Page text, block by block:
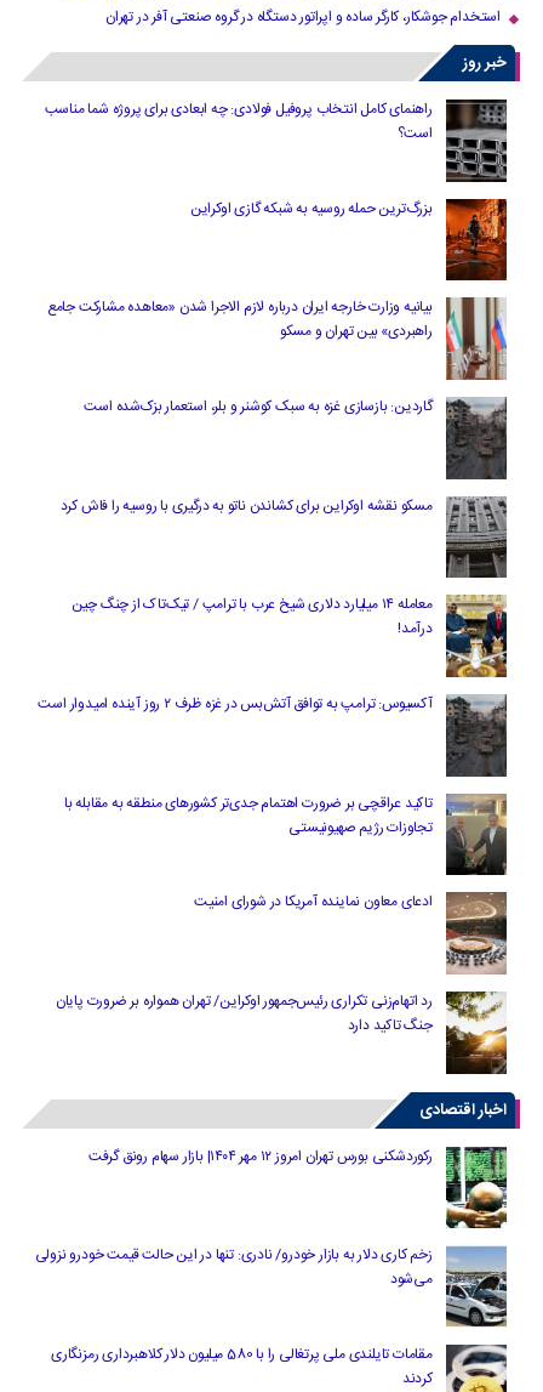
استخدام جوشکار، کارگر ساده و اپراتور دستگاه در گروه صنعتی آفر در تهران
خبر روز
راهنمای کامل انتخاب پروفیل فولادی: چه ابعادی برای پروژه شما مناسب
است؟
بزرگ‌ترین حمله روسیه به شبکه گازی اوکراین
بیانیه وزارت خارجه ایران درباره لازم‌ الاجرا شدن «معاهده مشارکت جامع
راهبردی» بین تهران و مسکو
گاردین: بازسازی غزه به سبک کوشنر و بلر، استعمار بزک‌شده است
مسکو نقشه اوکراین برای کشاندن ناتو به درگیری با روسیه را فاش کرد
معامله ۱۴ میلیارد دلاری شیخ عرب با ترامپ / تیک‌تاک از چنگ چین
درآمد!
آکسیوس: ترامپ به توافق آتش‌بس در غزه ظرف ۲ روز آینده امیدوار است
تاکید عراقچی بر ضرورت اهتمام جدی‌تر کشورهای منطقه به مقابله با
تجاوزات رژیم صهیونیستی
ادعای معاون نماینده آمریکا در شورای امنیت
رد اتهام‌زنی تکراری رئیس‌جمهور اوکراین/ تهران همواره بر ضرورت پایان
جنگ تاکید دارد
اخبار اقتصادی
رکوردشکنی بورس تهران امروز ۱۲ مهر ۱۴۰۴| بازار سهام رونق گرفت
زخم کاری دلار به بازار خودرو/ نادری: تنها در این حالت قیمت خودرو نزولی
می‌شود
مقامات تایلندی ملی پرتغالی را با 580 میلیون دلار کلاهبرداری رمزنگاری
کردند